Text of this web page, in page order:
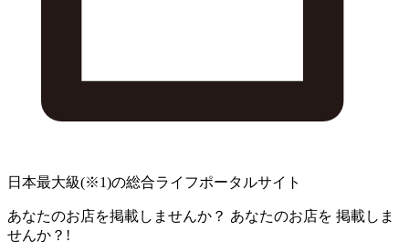
日本最大級(※1)の総合ライフポータルサイト
あなたのお店を掲載しませんか？ あなたのお店を 掲載しま
せんか？!